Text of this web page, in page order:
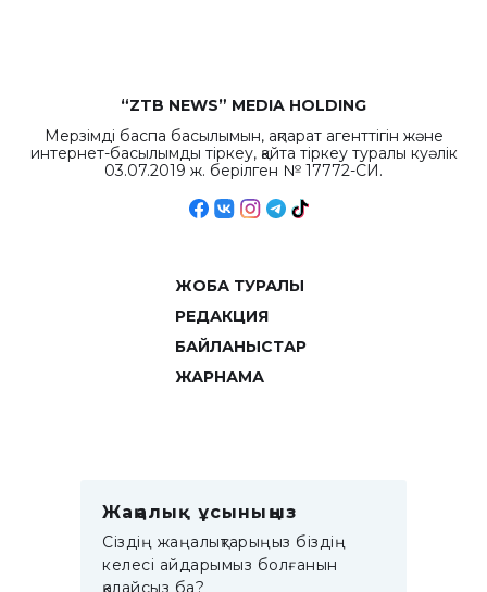
“ZTB NEWS” MEDIA HOLDING
Мерзімді баспа басылымын, ақпарат агенттігін және
интернет-басылымды тіркеу, қайта тіркеу туралы куәлік
03.07.2019 ж. берілген № 17772-СИ.
ЖОБА ТУРАЛЫ
РЕДАКЦИЯ
БАЙЛАНЫСТАР
ЖАРНАМА
Жаңалық ұсыныңыз
Сіздің жаңалықтарыңыз біздің
келесі айдарымыз болғанын
қалайсыз ба?